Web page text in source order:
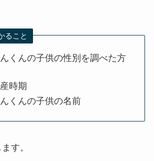
ること
くんの子供の性別を調べた方
時期
くんの子供の名前
す。